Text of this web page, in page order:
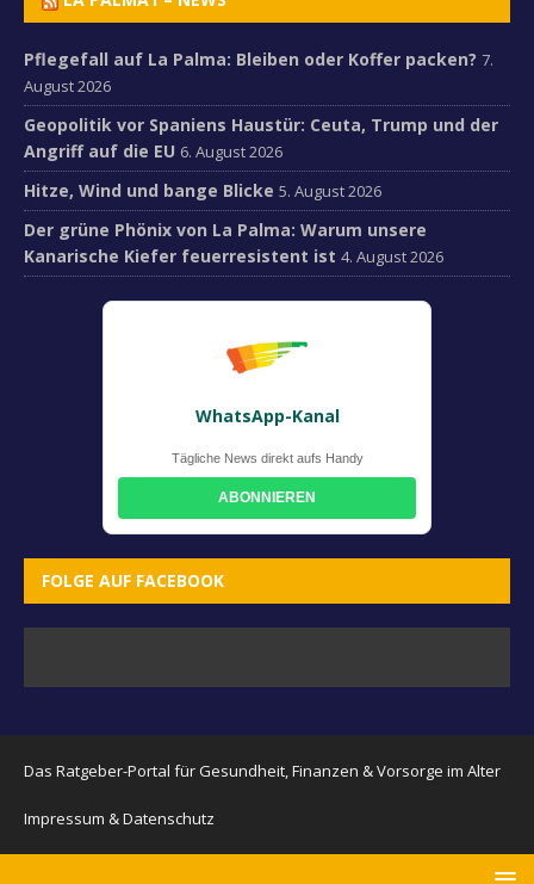
Pflegefall auf La Palma: Bleiben oder Koffer packen? 7.
August 2026
Geopolitik vor Spaniens Haustür: Ceuta, Trump und der
Angriff auf die EU 6. August 2026
Hitze, Wind und bange Blicke 5. August 2026
Der grüne Phönix von La Palma: Warum unsere
Kanarische Kiefer feuerresistent ist 4. August 2026
WhatsApp-Kanal
Tägliche News direkt aufs Handy
ABONNIEREN
FOLGE AUF FACEBOOK
Das Ratgeber-Portal für Gesundheit, Finanzen & Vorsorge im Alter
Impressum & Datenschutz